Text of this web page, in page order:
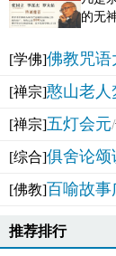
的无
[学佛]佛教咒语
[禅宗]憨山老人
[禅宗]五灯会元/
[综合]俱舍论颂
[佛教]百喻故事
推荐排行